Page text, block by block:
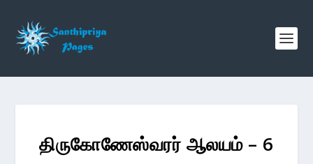
திருகோணேஸ்வரர் ஆலயம் – 6